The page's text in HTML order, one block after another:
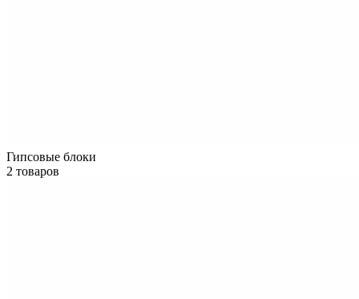
Гипсовые блоки
2 товаров